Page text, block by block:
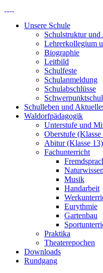
Unsere Schule
Schulstruktur und
Lehrerkollegium
Biographie
Leitbild
Schulfeste
Schulanmeldung
Schulabschlüsse
Schulleben und
Waldorfpädagogik
Unterstufe und
Oberstufe
Abitur (Klasse 13)
Fachunterricht
Musik
Handarbeit
Eurythmie
Gartenbau
Praktika
Theaterepochen
Downloads
Rundgang